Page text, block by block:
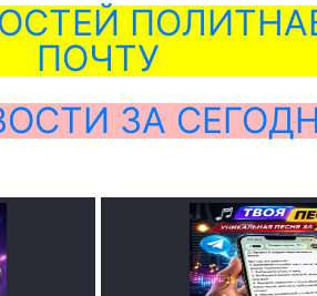
ПОЧТУ
ЗА